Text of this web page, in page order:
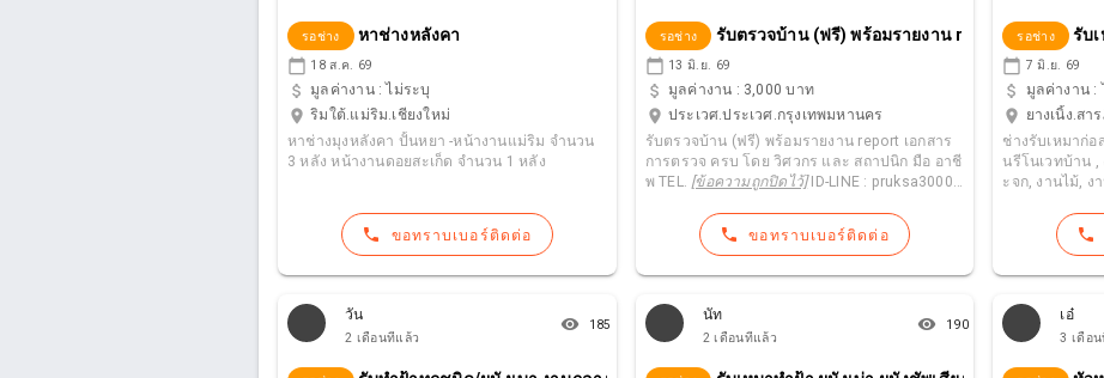
รอช่าง
หาช่างหลังคา
calendar_today 18 ส.ค. 69
attach_money มูลค่างาน :ไม่ระบุ
location_on ริมใต้.แม่ริม.เชียงใหม่
หาช่างมุงหลังคา ปั้นหยา -หน้างานแม่ริม จำนวน
3 หลัง หน้างานดอยสะเก็ด จำนวน 1 หลัง
phone ขอทราบเบอร์ติดต่อ
รอช่าง รับตรวจบ้าน (ฟรี) พร้อมรายงาน report เอกสาร กา
calendar_today 13 มิ.ย. 69
attach_money มูลค่างาน : 3,000 บาท
location_on ประเวศ.ประเวศ.กรุงเทพมหานคร
รับตรวจบ้าน (ฟรี) พร้อมรายงาน report เอกสาร
การตรวจ ครบ โดย วิศวกร และ สถาปนิก มือ อาชี
พ TEL. [ข้อความถูกปิดไว้]ID-LINE : pruksa3000
องการ รีโนเวท - บ้าน อาคาร เก่า ทรุด แตกร้าว ต้
องการ ซ่อมแซม - บ้าน อาคาร เก่าต้องการ ต่อเติม
การ ตรวจสอบสภาพ - บ้าน อาคาร เก่าต้องการ ที่
ต้องการ รู้งบประมาณ ซ่อมแซม ก่อนการซื้อ-ขาย
= ฟรี สำหรับบ้าน อาคารใหม่ = - บ้าน อาคาร ใหม่
ต้องการ ต่อเติมตบแต่ง ปรับปรุง = ฟรี บริการพิเศ
ษ สำหรับผู้ที่ต้องการงานงานเพิ่มเติมพิเศษ = (ในก
phone ขอทราบเบอร์ติดต่อ
รอช่าง
รับ
calendar_today 7 มิ.ย. 69
attach_money มูลค่างาน :
location_on ยางเนิ้ง.สา
ช่างรับเหมาก่อ
นรีโนเวทบ้าน ,
ะจก, งานไม้, ง
ขนย้ายและขน
แล้วไปทิ้งและ
นให้บริการ* สนใจใช้บริการ ติดต่อสอบถามรายละ
เอียดได้ครับ โท
oy252326 ช่าง
phone
วัน
2 เดือนที่แล้ว
remove_red_eye 185
นัท
2 เดือนที่แล้ว
remove_red_eye 190
เอ๋
3 เดือ